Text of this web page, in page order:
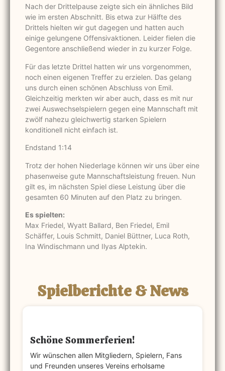
Nach der Drittelpause zeigte sich ein ähnliches Bild
wie im ersten Abschnitt. Bis etwa zur Hälfte des
Drittels hielten wir gut dagegen und hatten auch
einige gelungene Offensivaktionen. Leider fielen die
Gegentore anschließend wieder in zu kurzer Folge.
Für das letzte Drittel hatten wir uns vorgenommen,
noch einen eigenen Treffer zu erzielen. Das gelang
uns durch einen schönen Abschluss von Emil.
Gleichzeitig merkten wir aber auch, dass es mit nur
zwei Auswechselspielern gegen eine Mannschaft mit
zwölf nahezu gleichwertig starken Spielern
konditionell nicht einfach ist.
Endstand 1:14
Trotz der hohen Niederlage können wir uns über eine
phasenweise gute Mannschaftsleistung freuen. Nun
gilt es, im nächsten Spiel diese Leistung über die
gesamten 60 Minuten auf den Platz zu bringen.
Es spielten:
Max Friedel, Wyatt Ballard, Ben Friedel, Emil
Schäffer, Louis Schmitt, Daniel Büttner, Luca Roth,
Ina Windischmann und Ilyas Alptekin.
Spielberichte & News
Schöne Sommerferien!
Wir wünschen allen Mitgliedern, Spielern, Fans
und Freunden unseres Vereins erholsame